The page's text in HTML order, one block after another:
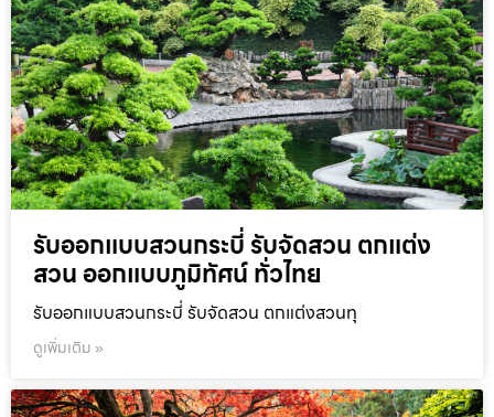
รับออกแบบสวนกระบี่ รับจัดสวน ตกแต่ง
สวน ออกแบบภูมิทัศน์ ทั่วไทย
รับออกแบบสวนกระบี่ รับจัดสวน ตกแต่งสวนทุ
ดูเพิ่มเติม »